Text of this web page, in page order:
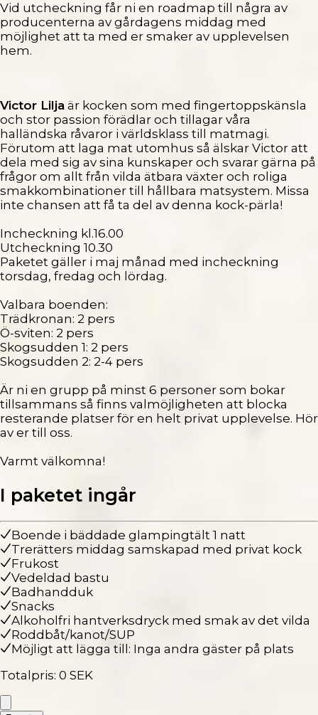
Vid utcheckning får ni en roadmap till några av
producenterna av gårdagens middag med
möjlighet att ta med er smaker av upplevelsen
hem.
Victor Lilja är kocken som med fingertoppskänsla
och stor passion förädlar och tillagar våra
halländska råvaror i världsklass till matmagi.
Förutom att laga mat utomhus så älskar Victor att
dela med sig av sina kunskaper och svarar gärna på
frågor om allt från vilda ätbara växter och roliga
smakkombinationer till hållbara matsystem. Missa
inte chansen att få ta del av denna kock-pärla!
Incheckning kl.16.00
Utcheckning 10.30
Paketet gäller i maj månad med incheckning
torsdag, fredag och lördag.
Valbara boenden:
Trädkronan: 2 pers
Ö-sviten: 2 pers
Skogsudden 1: 2 pers
Skogsudden 2: 2-4 pers
Är ni en grupp på minst 6 personer som bokar
tillsammans så finns valmöjligheten att blocka
resterande platser för en helt privat upplevelse. Hör
av er till oss.
Varmt välkomna!
I paketet ingår
Boende i bäddade glampingtält 1 natt
Trerätters middag samskapad med privat kock
Frukost
Vedeldad bastu
Badhandduk
Snacks
Alkoholfri hantverksdryck med smak av det vilda
Roddbåt/kanot/SUP
Möjligt att lägga till: Inga andra gäster på plats
Totalpris: 0 SEK